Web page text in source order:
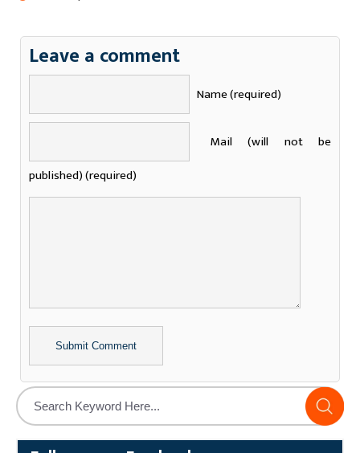
Leave a comment
Name (required)
Mail (will not be
published) (required)
Alternative: